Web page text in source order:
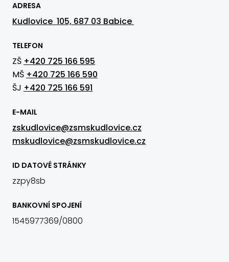
ADRESA
Kudlovice 105, 687 03 Babice
TELEFON
ZŠ +420 725 166 595
MŠ +420 725 166 590
ŠJ +420 725 166 591
E-MAIL
zskudlovice@zsmskudlovice.cz
mskudlovice@zsmskudlovice.cz
ID DATOVÉ STRÁNKY
zzpy8sb
BANKOVNÍ SPOJENÍ
1545977369/0800